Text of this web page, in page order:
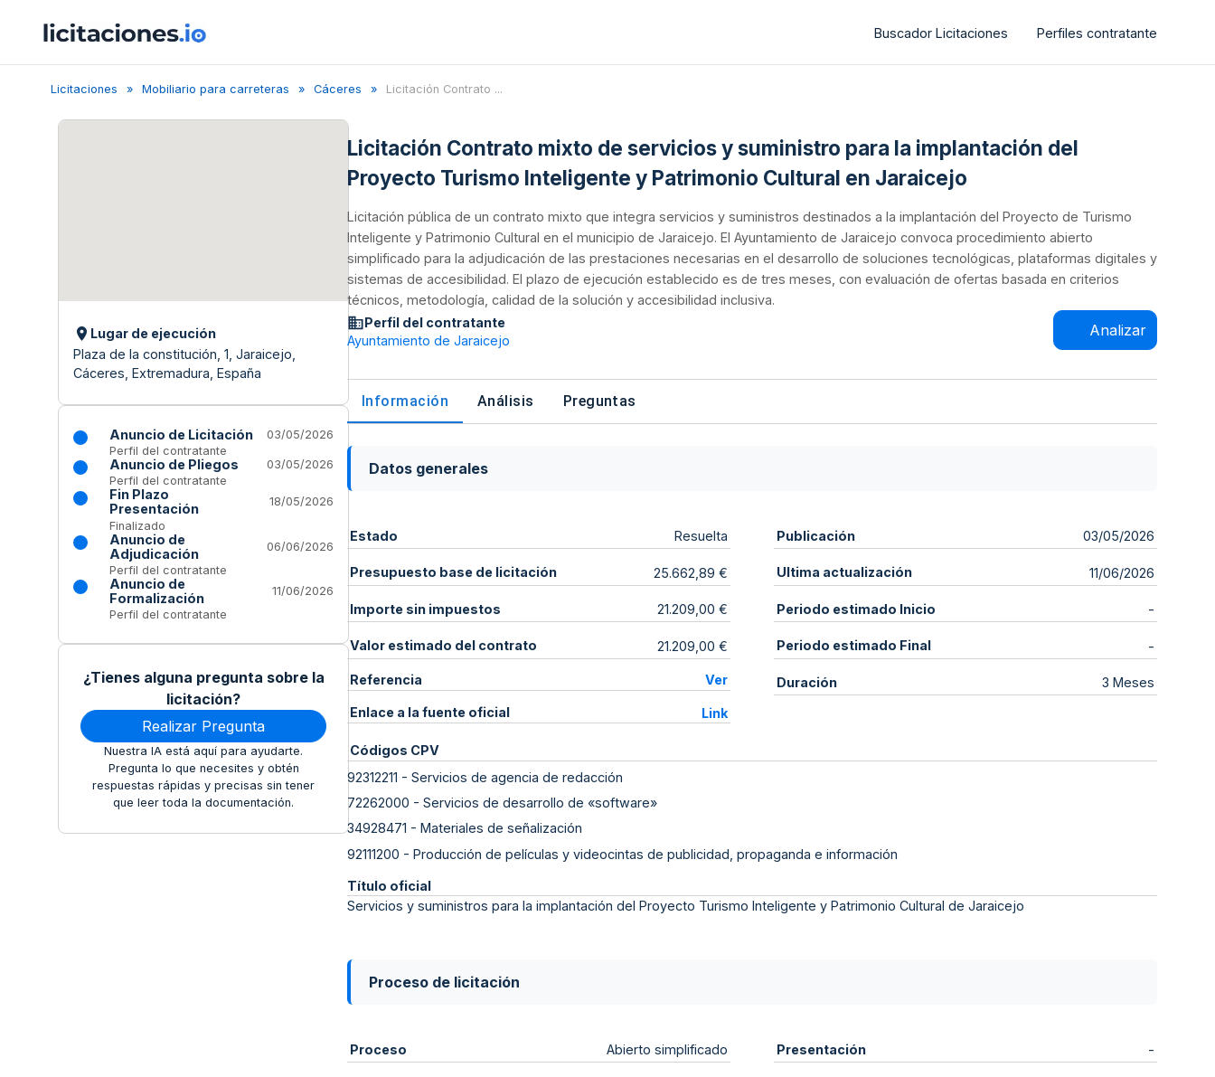
Buscador Licitaciones Perfiles contratante
Licitaciones Mobiliario para carreteras Cáceres Licitación Contrato ...
Lugar de ejecución
Plaza de la constitución, 1, Jaraicejo,
Cáceres, Extremadura, España
Anuncio de Licitación
03/05/2026
Perfil del contratante
Anuncio de Pliegos
03/05/2026
Perfil del contratante
Fin Plazo
Presentación
18/05/2026
Finalizado
Anuncio de
Adjudicación
06/06/2026
Perfil del contratante
Anuncio de
Formalización
11/06/2026
Perfil del contratante
¿Tienes alguna pregunta sobre la
licitación?
Realizar Pregunta
Nuestra IA está aquí para ayudarte.
Pregunta lo que necesites y obtén
respuestas rápidas y precisas sin tener
que leer toda la documentación.
Licitación Contrato mixto de servicios y suministro para la implantación del
Proyecto Turismo Inteligente y Patrimonio Cultural en Jaraicejo
Licitación pública de un contrato mixto que integra servicios y suministros destinados a la implantación del Proyecto de Turismo
Inteligente y Patrimonio Cultural en el municipio de Jaraicejo. El Ayuntamiento de Jaraicejo convoca procedimiento abierto
simplificado para la adjudicación de las prestaciones necesarias en el desarrollo de soluciones tecnológicas, plataformas digitales y
sistemas de accesibilidad. El plazo de ejecución establecido es de tres meses, con evaluación de ofertas basada en criterios
técnicos, metodología, calidad de la solución y accesibilidad inclusiva.
Perfil del contratante
Ayuntamiento de Jaraicejo
Analizar
Información Análisis Preguntas
Datos generales
Estado Resuelta
Presupuesto base de licitación 25.662,89 €
Importe sin impuestos 21.209,00 €
Valor estimado del contrato 21.209,00 €
Referencia Ver
Enlace a la fuente oficial Link
Publicación 03/05/2026
Ultima actualización 11/06/2026
Periodo estimado Inicio -
Periodo estimado Final -
Duración 3 Meses
Códigos CPV
92312211 - Servicios de agencia de redacción
72262000 - Servicios de desarrollo de «software»
34928471 - Materiales de señalización
92111200 - Producción de películas y videocintas de publicidad, propaganda e información
Título oficial
Servicios y suministros para la implantación del Proyecto Turismo Inteligente y Patrimonio Cultural de Jaraicejo
Proceso de licitación
Proceso Abierto simplificado Presentación -